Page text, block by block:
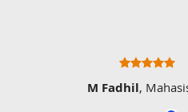
M Fadhil,